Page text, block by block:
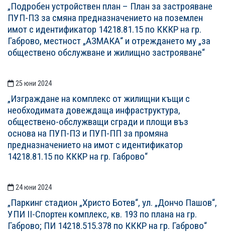
„Подробен устройствен план – План за застрояване
ПУП-ПЗ за смяна предназначението на поземлен
имот с идентификатор 14218.81.15 по КККР на гр.
Габрово, местност „АЗМАКА“ и отреждането му „за
обществено обслужване и жилищно застрояване“
25 юни 2024
„Изграждане на комплекс от жилищни къщи с
необходимата довеждаща инфраструктура,
обществено-обслужващи сгради и площи въз
основа на ПУП-ПЗ и ПУП-ПП за промяна
предназначението на имот с идентификатор
14218.81.15 по КККР на гр. Габрово“
24 юни 2024
„Паркинг стадион „Христо Ботев“, ул. „Дончо Пашов“,
УПИ II-Спортен комплекс, кв. 193 по плана на гр.
Габрово; ПИ 14218.515.378 по КККР на гр. Габрово“